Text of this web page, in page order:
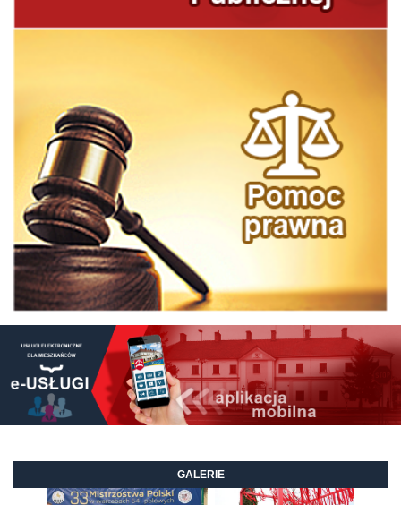
GALERIE